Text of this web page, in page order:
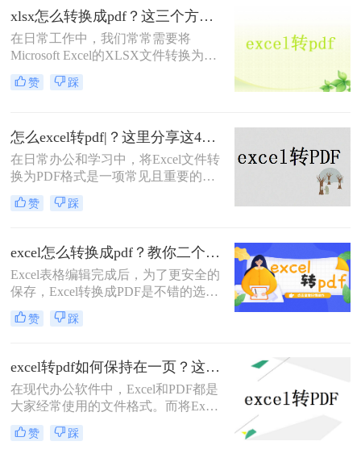
excel怎么转为pdf格式呢？本文将详细
介绍两种不同的工具和方法，帮助您
轻松实现Excel到PDF的转换。
xlsx怎么转换成pdf？这三个方法让你快速操作!！
在日常工作中，我们常常需要将
Microsoft Excel的XLSX文件转换为
PDF格式，以便于共享、打印或存
档，因为PDF格式能够确保文档的外
xlsx怎么转换成pdf呢？下面，我们将
详细介绍几种将XLSX文件转换为
PDF的有效方法，无论你是在办公室
赖在线工具，都能找到适合自己的解
赞 踩
怎么excel转pdf|？这里分享这4种操作方法！
在日常办公和学习中，将Excel文件转
换为PDF格式是一项常见且重要的任
务。PDF格式因其跨平台性、格式稳
定性和安全性，成为了分享和保存电
pdf呢？本文将详细介绍几种将Excel
文件转换成PDF的方法，帮助您轻松
完成转换。
赞 踩
excel怎么转换成pdf？教你二个方法轻松对应！
Excel表格编辑完成后，为了更安全的
保存，Excel转换成PDF是不错的选
择，excel怎么转换成pdf？对表格文件
进行转换，保存成PDF的形式，可以
招，Excel转PDF简单几步轻松完成。
赞 踩
excel转pdf如何保持在一页？这四种方法，从此再也不用分页困扰你！
在现代办公软件中，Excel和PDF都是
大家经常使用的文件格式。而将Excel
文件转换为PDF文件在很多时候是必
需的，尤其是需要共享给他人或打印
赞 踩